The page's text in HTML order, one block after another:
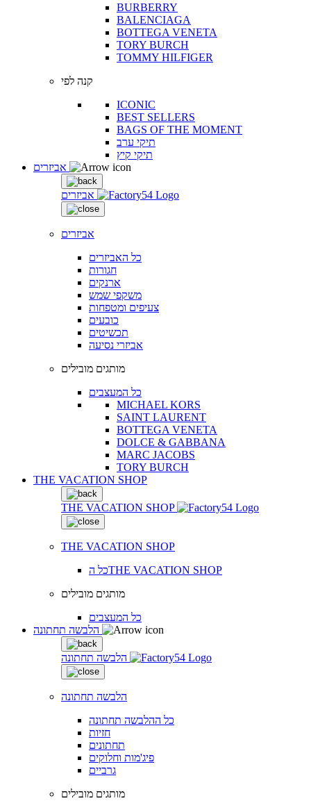
BURBERRY
BALENCIAGA
BOTTEGA VENETA
TORY BURCH
TOMMY HILFIGER
קנה לפי
ICONIC
BEST SELLERS
BAGS OF THE MOMENT
תיקי ערב
תיקי קיץ
אביזרים
אביזרים
כל האביזרים
חגורות
ארנקים
משקפי שמש
צעיפים ומטפחות
כובעים
תכשיטים
אביזרי נסיעה
מותגים מובילים
כל המעצבים
MICHAEL KORS
SAINT LAURENT
BOTTEGA VENETA
DOLCE & GABBANA
MARC JACOBS
TORY BURCH
THE VACATION SHOP
THE VACATION SHOP
THE VACATION SHOP
כל הTHE VACATION SHOP
מותגים מובילים
כל המעצבים
הלבשה תחתונה
הלבשה תחתונה
כל ההלבשה תחתונה
חזיות
תחתונים
פיג'מות וחלוקים
גרביים
מותגים מובילים